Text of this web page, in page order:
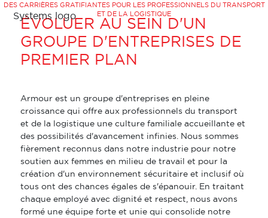
DES CARRIÈRES GRATIFIANTES POUR LES PROFESSIONNELS DU TRANSPORT
ET DE LA LOGISTIQUE
ÉVOLUER AU SEIN D'UN
GROUPE D'ENTREPRISES DE
PREMIER PLAN
Armour est un groupe d'entreprises en pleine
croissance qui offre aux professionnels du transport
et de la logistique une culture familiale accueillante et
des possibilités d'avancement infinies. Nous sommes
fièrement reconnus dans notre industrie pour notre
soutien aux femmes en milieu de travail et pour la
création d'un environnement sécuritaire et inclusif où
tous ont des chances égales de s'épanouir. En traitant
chaque employé avec dignité et respect, nous avons
formé une équipe forte et unie qui consolide notre